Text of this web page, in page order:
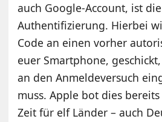
auch Google-Account, ist
Authentifizierung. Hierbei
Code an einen vorher
euer Smartphone,
an den Anmeldeversuch
muss. Apple bot dies
Zeit für elf Länder – auch